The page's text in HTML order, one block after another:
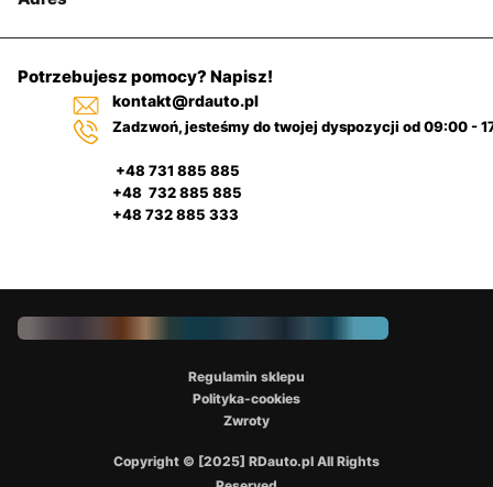
Potrzebujesz pomocy? Napisz!
kontakt@rdauto.pl
Zadzwoń, jesteśmy do twojej dyspozycji od 09:00 -
+48 731 885 885
+48 732 885 885
+48 732 885 333
Copyright © [2025] RDauto.pl All Rights
Regulamin sklepu
Polityka-cookies
Zwroty